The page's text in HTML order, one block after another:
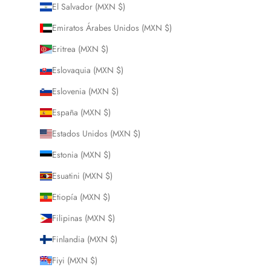
El Salvador (MXN $)
Emiratos Árabes Unidos (MXN $)
Eritrea (MXN $)
Eslovaquia (MXN $)
Eslovenia (MXN $)
España (MXN $)
Estados Unidos (MXN $)
Estonia (MXN $)
Esuatini (MXN $)
Etiopía (MXN $)
Filipinas (MXN $)
Finlandia (MXN $)
Fiyi (MXN $)